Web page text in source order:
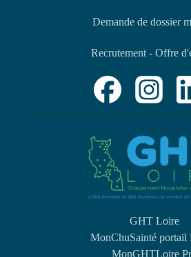
Demande de dossier
Recrutement - Offre
GHT Loire
MonChuSainté portail
MonGHTLoire